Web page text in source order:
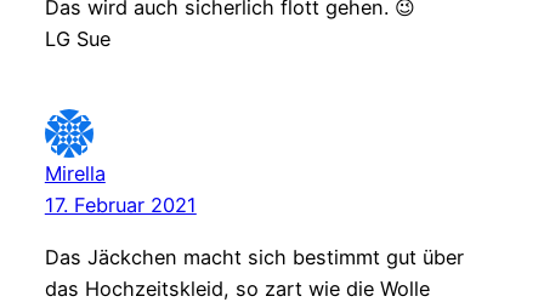
Das wird auch sicherlich flott gehen. 😉
LG Sue
Mirella
17. Februar 2021
Das Jäckchen macht sich bestimmt gut über
das Hochzeitskleid, so zart wie die Wolle